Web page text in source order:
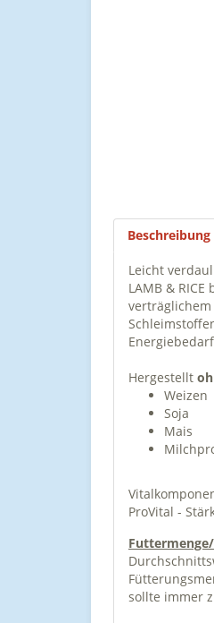
Beschreibung
Leicht
LAMB &
Hergestellt
Weizen
Soja
Mais
ProVital -
sollte immer